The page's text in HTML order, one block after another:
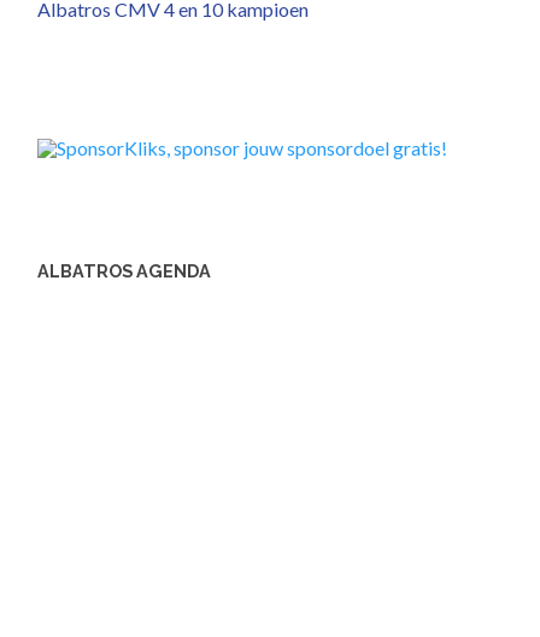
Albatros CMV 4 en 10 kampioen
ALBATROS AGENDA